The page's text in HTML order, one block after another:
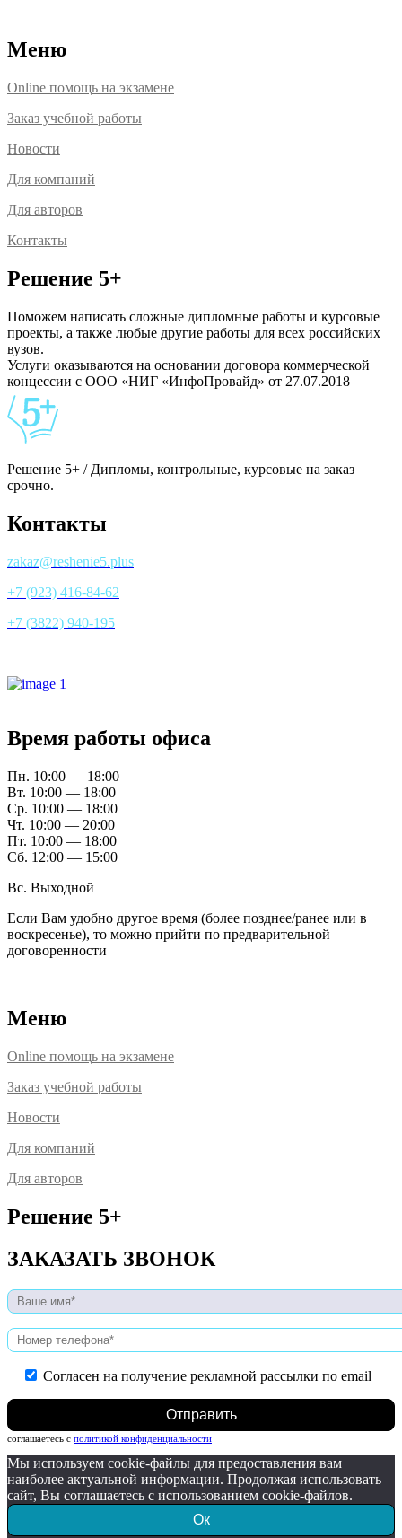
Меню
Online помощь на экзамене
Заказ учебной работы
Новости
Для компаний
Для авторов
Контакты
Решение 5+
Поможем написать сложные дипломные работы и курсовые
проекты, а также любые другие работы для всех российских
вузов.
Услуги оказываются на основании договора коммерческой
концессии с ООО «НИГ «ИнфоПровайд» от 27.07.2018
Решение 5+ / Дипломы, контрольные, курсовые на заказ
срочно.
Контакты
zakaz@reshenie5.plus
+7 (923) 416-84-62
+7 (3822) 940-195
Время работы офиса
Пн. 10:00 — 18:00
Вт. 10:00 — 18:00
Ср. 10:00 — 18:00
Чт. 10:00 — 20:00
Пт. 10:00 — 18:00
Сб. 12:00 — 15:00
Вс. Выходной
Если Вам удобно другое время (более позднее/ранее или в
воскресенье), то можно прийти по предварительной
договоренности
Меню
Online помощь на экзамене
Заказ учебной работы
Новости
Для компаний
Для авторов
Решение 5+
ЗАКАЗАТЬ ЗВОНОК
Согласен на получение рекламной рассылки по email
Нажимая на кнопку, вы даете согласие на обработку персональных данных и
соглашаетесь c политикой конфиденциальности
Мы используем cookie-файлы для предоставления вам
наиболее актуальной информации. Продолжая использовать
сайт, Вы соглашаетесь с использованием cookie-файлов.
Ок